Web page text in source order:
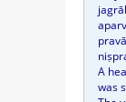
A
was